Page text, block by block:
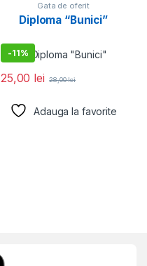
Gata de oferit
Diploma “Bunici”
-11%
25,00 lei 28,00lei
Adauga la favorite